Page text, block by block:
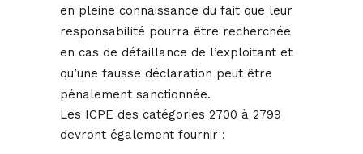
en pleine connaissance du fait que leur
responsabilité pourra être recherchée
en cas de défaillance de l’exploitant et
qu’une fausse déclaration peut être
pénalement sanctionnée.
Les ICPE des catégories 2700 à 2799
devront également fournir :